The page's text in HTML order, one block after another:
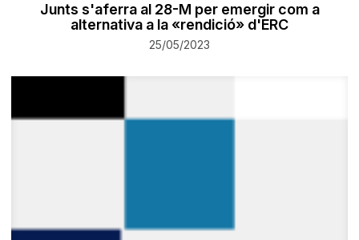
Junts s'aferra al 28-M per emergir com a
alternativa a la «rendició» d'ERC
25/05/2023